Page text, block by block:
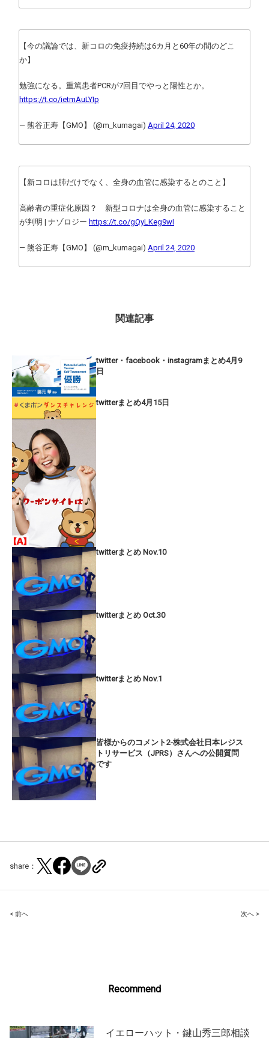
【今の議論では、新コロの免疫持続は6カ月と60年の間のどこ
か】
勉強になる。重篤患者PCRが7回目でやっと陽性とか。
https://t.co/ietmAuLYIp
— 熊谷正寿【GMO】 (@m_kumagai) April 24, 2020
【新コロは肺だけでなく、全身の血管に感染するとのこと】
高齢者の重症化原因？ 新型コロナは全身の血管に感染すること
が判明 | ナゾロジー https://t.co/gQyLKeg9wI
— 熊谷正寿【GMO】 (@m_kumagai) April 24, 2020
関連記事
twitter・facebook・instagramまとめ4月9
日
twitterまとめ4月15日
twitterまとめ Nov.10
twitterまとめ Oct.30
twitterまとめ Nov.1
皆様からのコメント2-株式会社日本レジス
トリサービス（JPRS）さんへの公開質問
です
share：
Post
< 前へ 次へ >
Recommend
イエローハット・鍵山秀三郎相談